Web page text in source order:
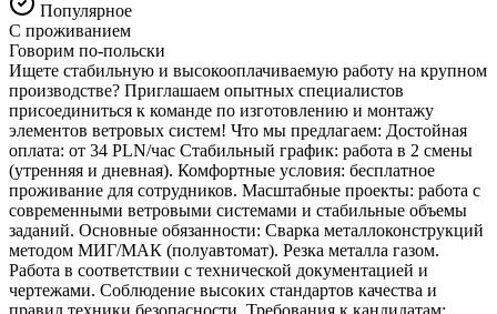
Популярное
С проживанием
Говорим по-польски
Ищете стабильную и высокооплачиваемую работу на крупном
производстве? Приглашаем опытных специалистов
присоединиться к команде по изготовлению и монтажу
элементов ветровых систем! Что мы предлагаем: Достойная
оплата: от 34 PLN/час Стабильный график: работа в 2 смены
(утренняя и дневная). Комфортные условия: бесплатное
проживание для сотрудников. Масштабные проекты: работа с
современными ветровыми системами и стабильные объемы
заданий. Основные обязанности: Сварка металлоконструкций
методом МИГ/МАК (полуавтомат). Резка металла газом.
Работа в соответствии с технической документацией и
чертежами. Соблюдение высоких стандартов качества и